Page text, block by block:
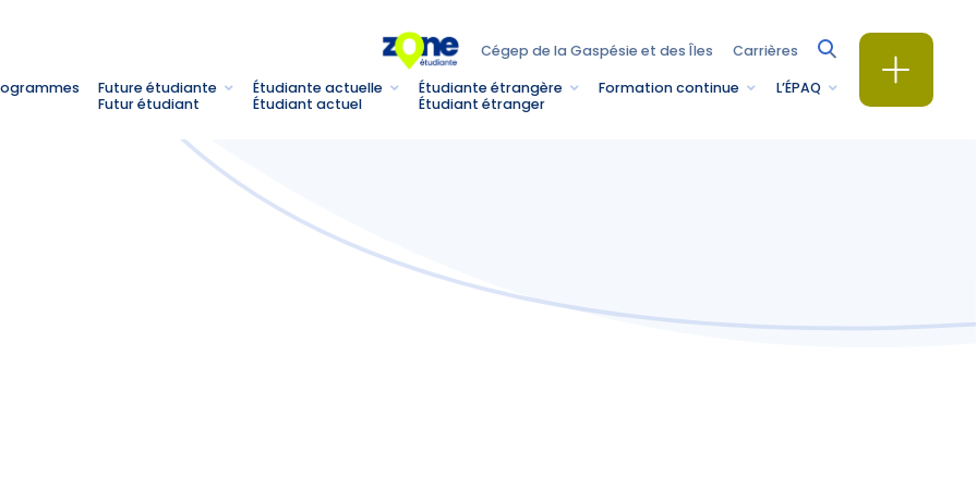
Cégep de la Gaspésie et des Îles Carrières
Future étudiante
Futur étudiant
Étudiante actuelle
Étudiant actuel
Étudiante étrangère
Étudiant étranger
Formation continue L’ÉPAQ